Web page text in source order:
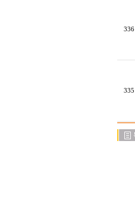
336
335